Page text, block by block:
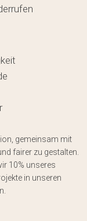
gemeinsam mit
fairer zu gestalten.
10% unseres
in unseren